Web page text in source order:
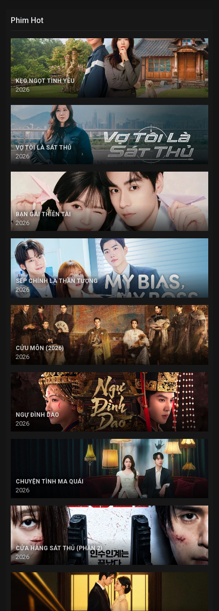
Phim Hot
KẸO NGỌT TÌNH YÊU
2026
VỢ TÔI LÀ SÁT THỦ
2026
BẠN GÁI THIÊN TÀI
2026
SẾP CHÍNH LÀ THẦN TƯỢNG
2026
CỬU MÔN (2026)
2026
NGỰ ĐÌNH DAO
2026
CHUYỆN TÌNH MA QUÁI
2026
CỬA HÀNG SÁT THỦ (PHẦN 2)
2026